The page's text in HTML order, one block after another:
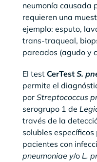
neumonía causada
requieren una
ejemplo: esputo,
trans-traqueal,
pareados (agudo y
El test CerTest S.
permite el
por Streptococcus
serogrupo 1 de
través de la
solubles
pacientes con
pneumoniae y/o L.